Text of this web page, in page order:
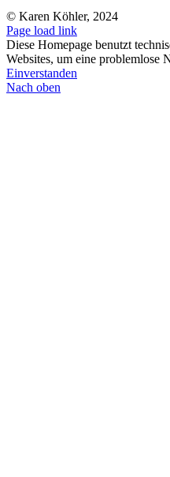
© Karen Köhler, 2024
Page load link
Diese Homepage benutzt
Websites, um eine problemlose
Einverstanden
Nach oben